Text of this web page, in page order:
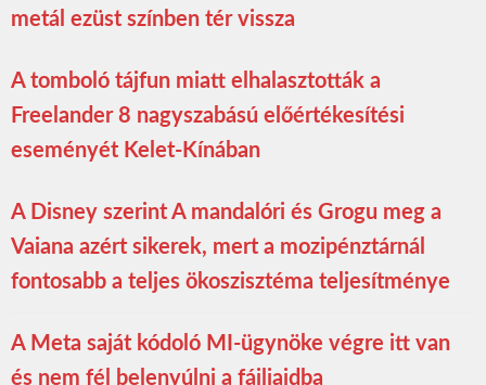
metál ezüst színben tér vissza
A tomboló tájfun miatt elhalasztották a
Freelander 8 nagyszabású előértékesítési
eseményét Kelet-Kínában
A Disney szerint A mandalóri és Grogu meg a
Vaiana azért sikerek, mert a mozipénztárnál
fontosabb a teljes ökoszisztéma teljesítménye
A Meta saját kódoló MI-ügynöke végre itt van
és nem fél belenyúlni a fájljaidba